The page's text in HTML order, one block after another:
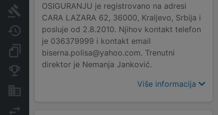
Sudski sporovi
Javne nabavke
Dokumenti i objave
Konkurentske kompanije
Izvoz
OSIGURANJU je registrovano na adresi
CARA LAZARA 62, 36000, Kraljevo, Srbija i
posluje od 2.8.2010. Njihov kontakt telefon
je 036379999 i kontakt email
biserna.polisa@yahoo.com. Trenutni
direktor je Nemanja Janković.
Više informacija